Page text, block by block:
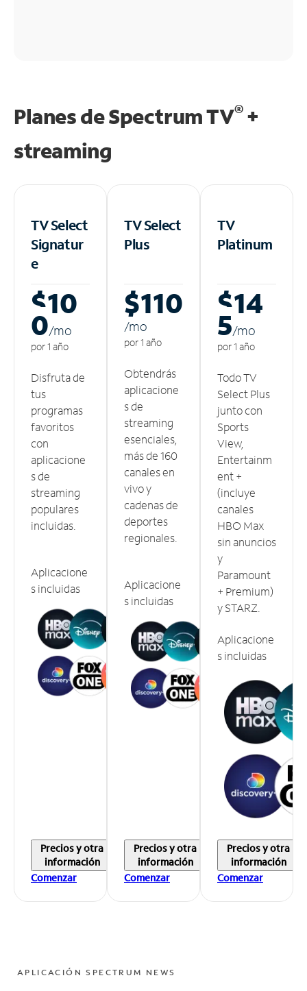
Planes de Spectrum TV®+
streaming
TV Select
Signatur
e
$10
0/mo
por 1 año
Disfruta de
tus
programas
favoritos
con
aplicacione
s de
streaming
populares
incluidas.
Aplicacione
s incluidas
Precios y otra
información
Comenzar
TV Select
Plus
$110
/mo
por 1 año
Obtendrás
aplicacione
s de
streaming
esenciales,
más de 160
canales en
vivo y
cadenas de
deportes
regionales.
Aplicacione
s incluidas
Precios y otra
información
Comenzar
TV
Platinum
$14
5/mo
por 1 año
Todo TV
Select Plus
junto con
Sports
View,
Entertainm
ent +
(incluye
canales
HBO Max
sin anuncios
y
Paramount
+ Premium)
y STARZ.
Aplicacione
s incluidas
Precios y otra
información
Comenzar
APLICACIÓN SPECTRUM NEWS